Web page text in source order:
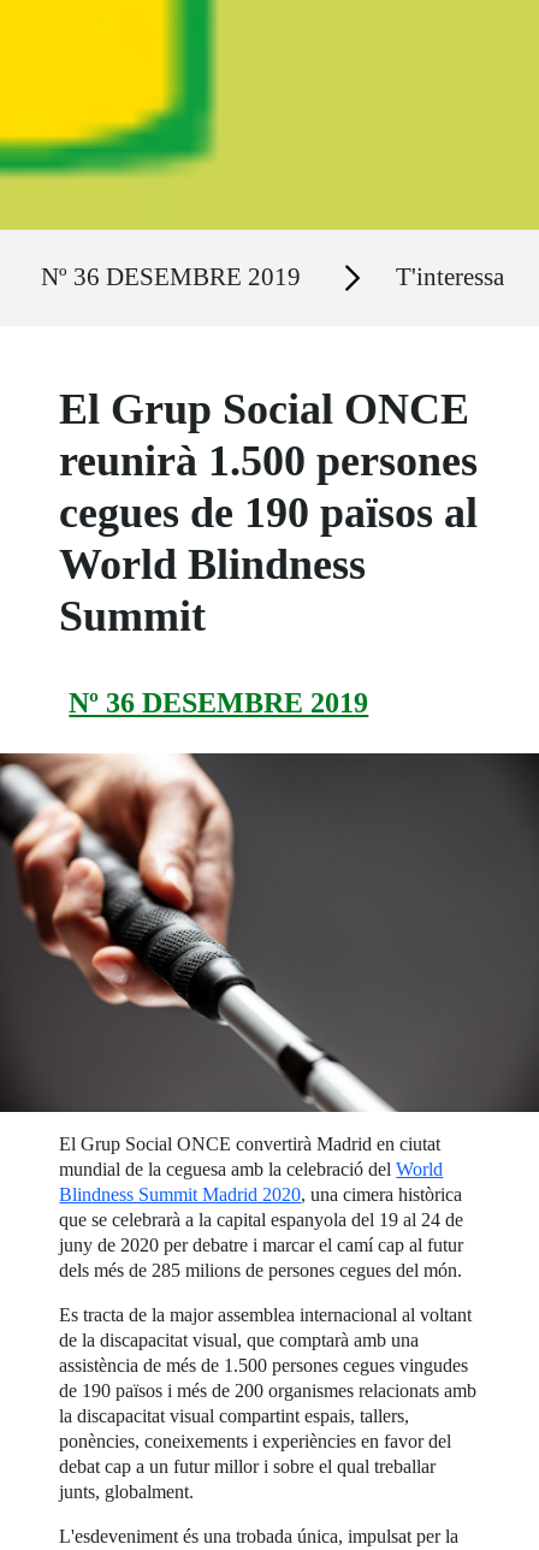
Nº 36 DESEMBRE 2019 Secciones T'interessa
El Grup Social ONCE
reunirà 1.500 persones
cegues de 190 països al
World Blindness
Summit
Nº 36 DESEMBRE 2019
El Grup Social ONCE convertirà Madrid en ciutat
mundial de la ceguesa amb la celebració delWorld
Blindness Summit Madrid 2020, una cimera històrica
que se celebrarà a la capital espanyola del 19 al 24 de
juny de 2020 per debatre i marcar el camí cap al futur
dels més de 285 milions de persones cegues del món.
Es tracta de la major assemblea internacional al voltant
de la discapacitat visual, que comptarà amb una
assistència de més de 1.500 persones cegues vingudes
de 190 països i més de 200 organismes relacionats amb
la discapacitat visual compartint espais, tallers,
ponències, coneixements i experiències en favor del
debat cap a un futur millor i sobre el qual treballar
junts, globalment.
L'esdeveniment és una trobada única, impulsat per la